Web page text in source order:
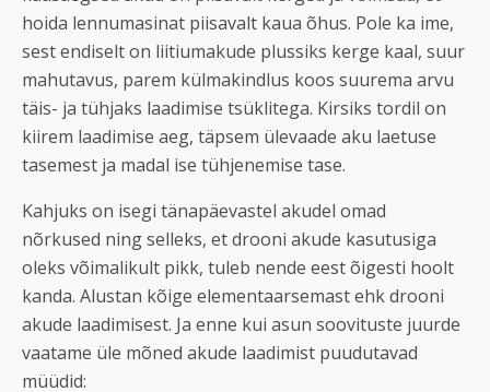
hoida lennumasinat piisavalt kaua õhus. Pole ka ime,
sest endiselt on liitiumakude plussiks kerge kaal, suur
mahutavus, parem külmakindlus koos suurema arvu
täis- ja tühjaks laadimise tsüklitega. Kirsiks tordil on
kiirem laadimise aeg, täpsem ülevaade aku laetuse
tasemest ja madal ise tühjenemise tase.
Kahjuks on isegi tänapäevastel akudel omad
nõrkused ning selleks, et drooni akude kasutusiga
oleks võimalikult pikk, tuleb nende eest õigesti hoolt
kanda. Alustan kõige elementaarsemast ehk drooni
akude laadimisest. Ja enne kui asun soovituste juurde
vaatame üle mõned akude laadimist puudutavad
müüdid: